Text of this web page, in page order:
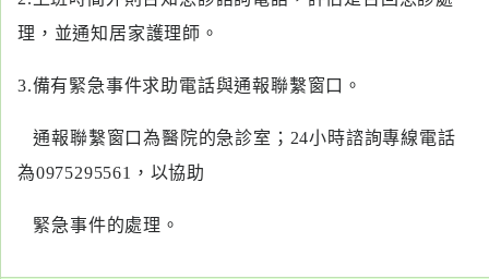
理，並通知居家護理師。
3.備有緊急事件求助電話與通報聯繫窗口。
通報聯繫窗口為醫院的急診室；24小時諮詢專線電話
為0975295561，以協助
緊急事件的處理。